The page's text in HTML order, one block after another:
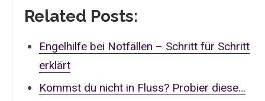
Related Posts:
Engelhilfe bei Notfällen – Schritt für Schritt
erklärt
Kommst du nicht in Fluss? Probier diese…